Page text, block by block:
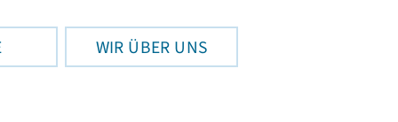
WIR ÜBER UNS